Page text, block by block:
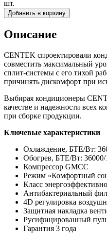
шт.
Добавить в корзину
Описание
CENTEK спроектировали
совместить максимальный
сплит-системы с его тихой
причинять дискомфорт при
Выбирая кондиционеры
качестве и надежности всех
при сборке продукции.
Ключевые характеристики
Охлаждение, БТЕ/Вт:
Обогрев, БТЕ/Вт: 36000/
Компрессор GMCC
Режим «Комфортный
Класс
Антибактериальный
4D регулировка
Защитная накладка
Русифицированный
Гарантия 3 года